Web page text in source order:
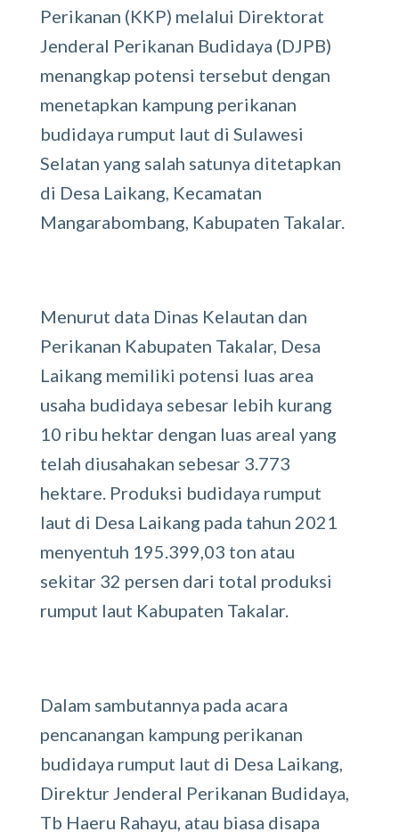
Perikanan (KKP) melalui Direktorat
Jenderal Perikanan Budidaya (DJPB)
menangkap potensi tersebut dengan
menetapkan kampung perikanan
budidaya rumput laut di Sulawesi
Selatan yang salah satunya ditetapkan
di Desa Laikang, Kecamatan
Mangarabombang, Kabupaten Takalar.
Menurut data Dinas Kelautan dan
Perikanan Kabupaten Takalar, Desa
Laikang memiliki potensi luas area
usaha budidaya sebesar lebih kurang
10 ribu hektar dengan luas areal yang
telah diusahakan sebesar 3.773
hektare. Produksi budidaya rumput
laut di Desa Laikang pada tahun 2021
menyentuh 195.399,03 ton atau
sekitar 32 persen dari total produksi
rumput laut Kabupaten Takalar.
Dalam sambutannya pada acara
pencanangan kampung perikanan
budidaya rumput laut di Desa Laikang,
Direktur Jenderal Perikanan Budidaya,
Tb Haeru Rahayu, atau biasa disapa